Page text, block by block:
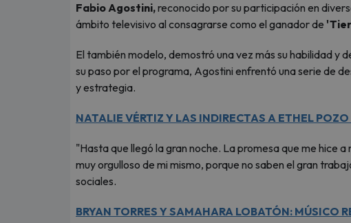
Fabio Agostini,reconocido por su participación en
ámbito televisivo al consagrarse como el ganador de
El también modelo, demostró una vez más su habilidad y
su paso por el programa, Agostini enfrentó una serie de
y estrategia.
NATALIE VÉRTIZ Y LAS INDIRECTAS A ETHEL
"Hasta que llegó la gran noche. La promesa que me hice
muy orgulloso de mi mismo, porque no saben el gran
sociales.
BRYAN TORRES Y SAMAHARA LOBATÓN: MÚSICO